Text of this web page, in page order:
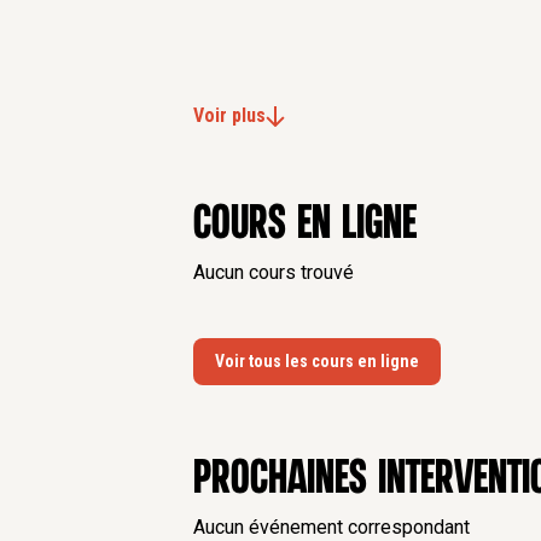
Voir plus
Cours en ligne
Aucun cours trouvé
Voir tous les cours en ligne
Prochaines
Aucun événement correspondant